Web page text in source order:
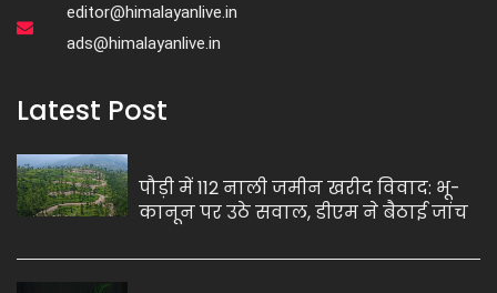
editor@himalayanlive.in
ads@himalayanlive.in
Latest Post
पौड़ी में 112 नाली जमीन खरीद विवाद: भू-
कानून पर उठे सवाल, डीएम ने बैठाई जांच